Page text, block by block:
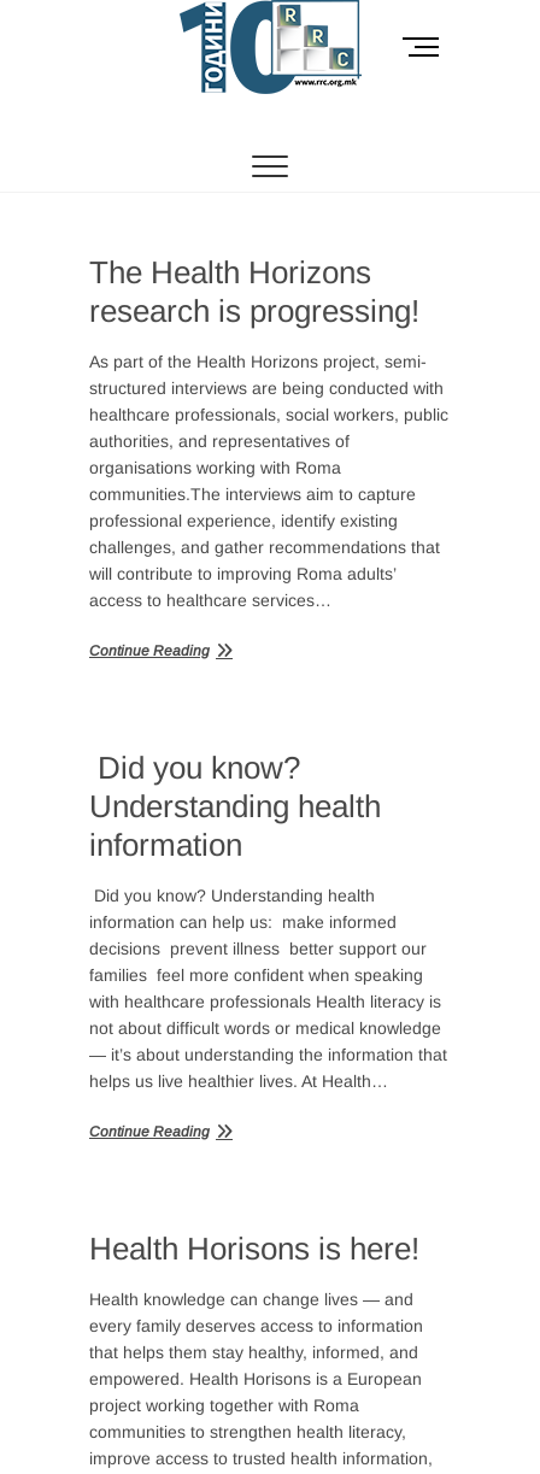
Центар
M
The Health Horizons
research is progressing!
As part of the Health Horizons project, semi-
structured interviews are being conducted with
healthcare professionals, social workers, public
authorities, and representatives of
organisations working with Roma
communities.The interviews aim to capture
professional experience, identify existing
challenges, and gather recommendations that
will contribute to improving Roma adults’
access to healthcare services…
Continue Reading
Did you know?
Understanding health
information
Did you know? Understanding health
information can help us: make informed
decisions prevent illness better support our
families feel more confident when speaking
with healthcare professionals Health literacy is
not about difficult words or medical knowledge
— it’s about understanding the information that
helps us live healthier lives. At Health…
Continue Reading
Health Horisons is here!
Health knowledge can change lives — and
every family deserves access to information
that helps them stay healthy, informed, and
empowered. Health Horisons is a European
project working together with Roma
communities to strengthen health literacy,
improve access to trusted health information,